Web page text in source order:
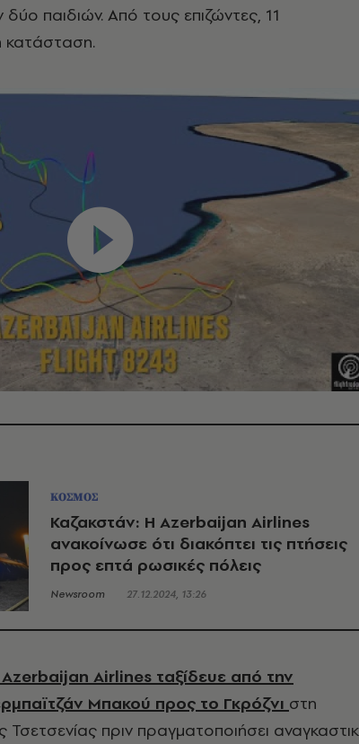
παιδιών. Από τους επιζώντες, 11
κατάσταση.
ΚΟΣΜΟΣ
Καζακστάν: Η Azerbaijan Airlines
ανακοίνωσε ότι διακόπτει τις πτήσεις
προς επτά ρωσικές πόλεις
Newsroom 27.12.2024, 13:26
Airlines ταξίδευε από την
Μπακού προς το Γκρόζνι στη
Τσετσενίας πριν πραγματοποιήσει